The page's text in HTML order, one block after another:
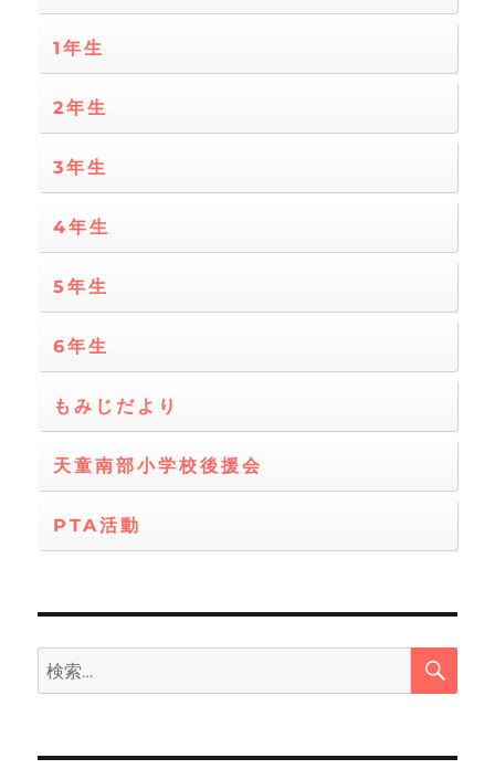
1年生
2年生
3年生
4年生
5年生
6年生
もみじだより
天童南部小学校後援会
PTA活動
検
索:
検